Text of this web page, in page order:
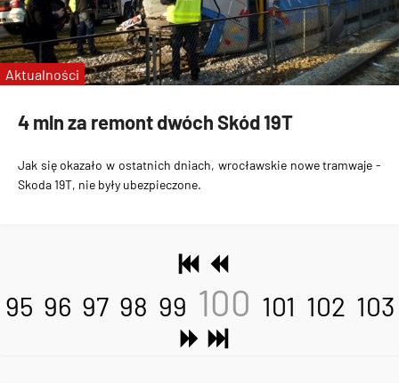
4 mln za remont dwóch Skód 19T
Jak się okazało w ostatnich dniach, wrocławskie nowe tramwaje -
Skoda 19T, nie były ubezpieczone.
Aktualności
95 96 97 98 99 100 101 102 103